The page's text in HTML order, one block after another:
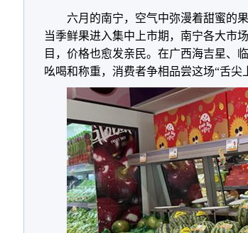
六月的南宁，空气中弥漫着甜蜜的
当季鲜果进入集中上市期，南宁各大市
目，价格也愈发亲民。在广西海吉星、
吆喝和称重，消费者争相品尝这场“舌尖